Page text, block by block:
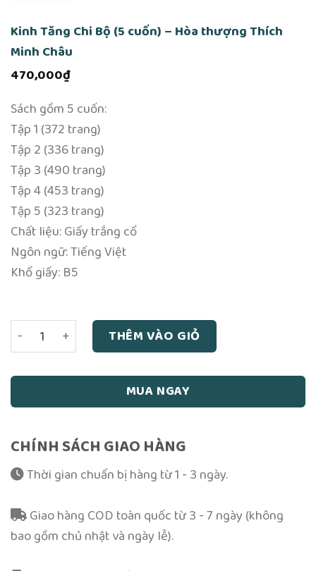
Kinh Tăng Chi Bộ (5 cuốn) – Hòa thượng Thích
Minh Châu
470,000₫
Sách gồm 5 cuốn:
Tập 1 (372 trang)
Tập 2 (336 trang)
Tập 3 (490 trang)
Tập 4 (453 trang)
Tập 5 (323 trang)
Chất liệu: Giấy trắng cổ
Ngôn ngữ: Tiếng Việt
Khổ giấy: B5
Kinh Tăng Chi Bộ (5 cuốn) - Hòa thượng Thích Minh Châu
THÊM VÀO GIỎ
MUA NGAY
CHÍNH SÁCH GIAO HÀNG
Thời gian chuẩn bị hàng từ 1 - 3 ngày.
Giao hàng COD toàn quốc từ 3 - 7 ngày (không
bao gồm chủ nhật và ngày lễ).